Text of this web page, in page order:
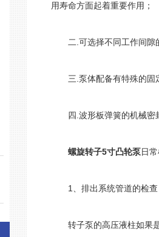
用寿命方面起着重要作用；
二.可选择不同工作间隙的
三.泵体配备有特殊的固定
四.波形板弹簧的机械密封
螺旋转子5寸凸轮泵日常
1、排出系统管道的检查
转子泵的高压液柱如果是